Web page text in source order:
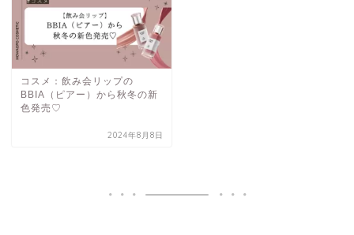
コスメ：飲み会リップの
BBIA（ピアー）から秋冬の新
色発売♡
2024年8月8日